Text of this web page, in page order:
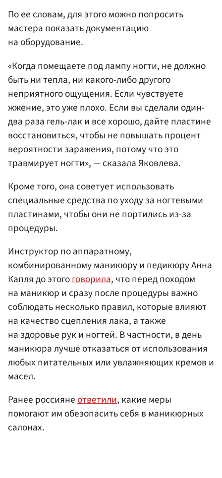
По ее словам, для этого можно попросить
мастера показать документацию
на оборудование.
«Когда помещаете под лампу ногти, не должно
быть ни тепла, ни какого-либо другого
неприятного ощущения. Если чувствуете
жжение, это уже плохо. Если вы сделали один-
два раза гель-лак и все хорошо, дайте пластине
восстановиться, чтобы не повышать процент
вероятности заражения, потому что это
травмирует ногти», — сказала Яковлева.
Кроме того, она советует использовать
специальные средства по уходу за ногтевыми
пластинами, чтобы они не портились из-за
процедуры.
Инструктор по аппаратному,
комбинированному маникюру и педикюру Анна
Капля до этогоговорила, что перед походом
на маникюр и сразу после процедуры важно
соблюдать несколько правил, которые влияют
на качество сцепления лака, а также
на здоровье рук и ногтей. В частности, в день
маникюра лучше отказаться от использования
любых питательных или увлажняющих кремов и
масел.
Ранее россиянеответили, какие меры
помогают им обезопасить себя в маникюрных
салонах.